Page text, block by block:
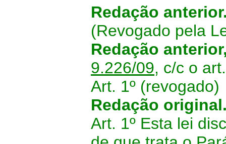
Redação
(Revogado pela
Redação
9.226/09, c/c o
Art. 1º (revogado)
Redação
Art. 1º Esta lei